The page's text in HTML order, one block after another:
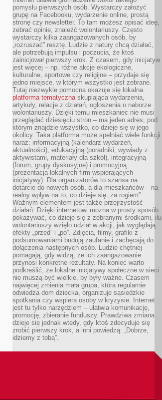
pomysłu pierwszych osób. Wystarczy założyć
grupę na Facebooku, wydarzenie online, prostą
stronę czy newsletter. To tam możesz opisać ideę,
zebrać opinie, znaleźć wolontariuszy. Często
wystarczy kilka zaangażowanych osób, by
„rozruszać” resztę. Ludzie z natury chcą działać,
ale potrzebują impulsu i poczucia, że ktoś
zainicjował pierwszy krok. Z czasem, gdy inicjatyw
jest więcej – np. różne akcje ekologiczne,
kulturalne, sportowe czy religijne – przydaje się
jedno miejsce, w którym wszystko jest zebrane.
Tutaj niezwykle pomocna okazuje się lokalna
platforma tematycznaskupiająca wydarzenia,
artykuły, relacje z działań, ogłoszenia o naborze
wolontariuszy. Dzięki temu mieszkaniec nie musi
przeglądać dziesięciu stron – ma jeden adres, pod
którym znajdzie wszystko, co dzieje się w jego
okolicy. Taka platforma może spełniać wiele funkcji
naraz: informacyjną (kalendarz wydarzeń,
aktualności), edukacyjną (poradniki, wywiady z
aktywistami, materiały dla szkół), integracyjną
(forum, grupy dyskusyjne) i promocyjną
(prezentacja lokalnych firm wspierających
inicjatywy). Dla organizatorów to szansa na
dotarcie do nowych osób, a dla mieszkańców – na
realny wpływ na to, co dzieje się „za rogiem”.
Ważnym elementem jest także przejrzystość
działań. Dzięki internetowi można w prosty sposób
pokazywać, co dzieje się z zebranymi środkami, ilu
wolontariuszy wzięło udział w akcji, jak wyglądają
efekty „przed” i „po”. Zdjęcia, filmy, grafiki z
podsumowaniami budują zaufanie i zachęcają do
dołączenia następnych osób. Ludzie chętniej
pomagają, gdy widzą, że ich zaangażowanie
przynosi konkretne rezultaty. Na koniec warto
podkreślić, że lokalne inicjatywy społeczne w sieci
nie muszą być wielkie, by były ważne. Czasem
najwięcej zmienia mała grupa, która regularnie
odwiedza dom dziecka, organizuje sąsiedzkie
spotkania czy wspiera osoby w kryzysie. Internet
jest tu tylko narzędziem – ułatwia komunikację,
promocję, zbieranie funduszy. Prawdziwa zmiana
dzieje się jednak wtedy, gdy ktoś zdecyduje się
zrobić pierwszy krok, a inni powiedzą: „Dobrze,
idziemy z tobą”.